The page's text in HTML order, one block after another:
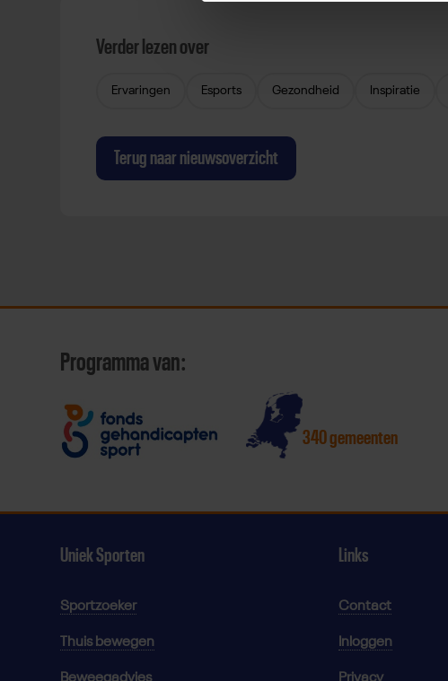
Verder lezen over
Ervaringen Esports Gezondheid Inspiratie
Terug naar nieuwsoverzicht
Programma van:
340 gemeenten
Uniek Sporten
Sportzoeker
Thuis bewegen
Links
Contact
Inloggen